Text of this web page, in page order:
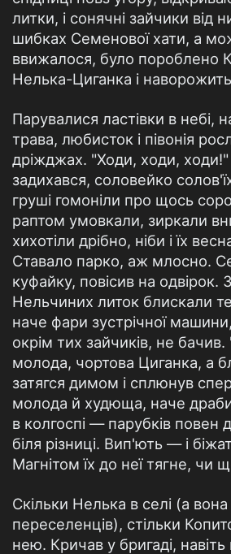
литки, і сонячні зайчики від
шибках Семенової хати, а
ввижалося, було пороблено
Нелька-Циганка і
Парувалися ластівки в небі,
трава, любисток і півонія
дріжджах. "Ходи, ходи,
задихався, соловейко
груші гомоніли про щось
раптом умовкали, зиркали
хихотіли дрібно, ніби і їх
Ставало парко, аж млосно.
куфайку, повісив на одвірок.
Нельчиних литок блискали
наче фари зустрічної
окрім тих зайчиків, не
молода, чортова Циганка, а
затягся димом і сплюнув
молода й худюща, наче
в колгоспі — парубків повен
біля різниці. Вип'ють — і
Магнітом їх до неї тягне, чи
Скільки Нелька в селі (а вона
переселенців), стільки
нею. Кричав у бригаді,